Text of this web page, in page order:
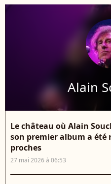
Alain
Le château où Alain
son premier album a été
proches
27 mai 2026 à 06:53